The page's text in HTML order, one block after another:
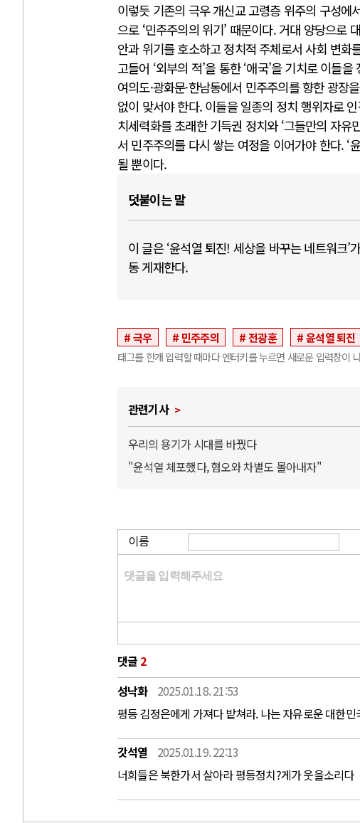
이렇듯 기존의 극우 개신교 고령층 위주의 구성
으로 ‘민주주의의 위기’ 때문이다. 거대 양당으로
안과 위기를 호소하고 정치적 주체로서 사회 변
고들어 ‘외부의 적’을 통한 ‘애국’을 기치로 이들
여의도·광화문·한남동에서 민주주의를 향한 광
없이 맞서야 한다. 이들을 일종의 정치 행위자로
치세력화를 초래한 기득권 정치와 ‘그들만의 자
서 민주주의를 다시 쌓는 여정을 이어가야 한다. ‘
될 뿐이다.
덧붙이는 말
이 글은 ‘윤석열 퇴진! 세상을 바꾸는 네트워크
동 게재한다.
극우 민주주의 전광훈 윤석열 퇴진
태그를 한개 입력할 때마다 엔터키를 누르면 새로운 입력창이
관련기사
우리의 용기가 시대를 바꿨다
"윤석열 체포했다, 혐오와 차별도 몰아내자"
이름
댓글 2
성낙화 2025.01.18. 21:53
평등 김정은에게 가져다 밭쳐라. 나는 자유로운 대한
갓석열
2025.01.19. 22:13
너희들은 북한가서 살아라 평등정치?게가 웃을소리다